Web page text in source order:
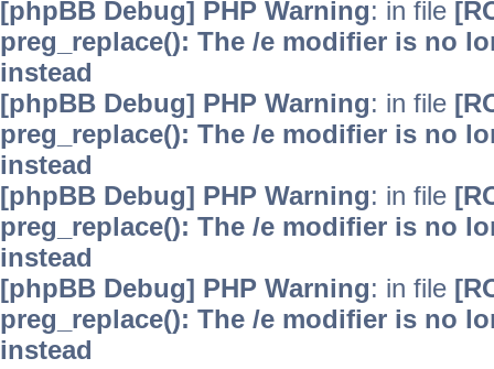
[phpBB Debug] PHP Warning: in file
preg_replace(): The /e modifier is no
instead
[phpBB Debug] PHP Warning: in file
preg_replace(): The /e modifier is no
instead
[phpBB Debug] PHP Warning: in file
preg_replace(): The /e modifier is no
instead
[phpBB Debug] PHP Warning: in file
preg_replace(): The /e modifier is no
instead